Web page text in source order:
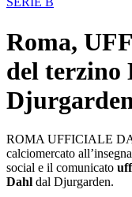
Roma,
del terzino
ROMA UFFICIALE
calciomercato
social e il comunicato
Dahl dal Djurgarden.